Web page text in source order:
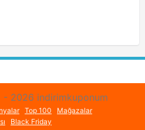
2026 indirimkuponum
Top 100
Mağazalar
Black Friday